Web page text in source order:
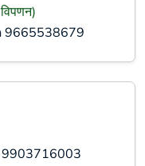
9665538679
9903716003